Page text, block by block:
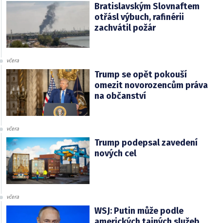
Bratislavským Slovnaftem
otřásl výbuch, rafinérii
zachvátil požár
včera
Trump se opět pokouší
omezit novorozencům práva
na občanství
včera
Trump podepsal zavedení
nových cel
včera
WSJ: Putin může podle